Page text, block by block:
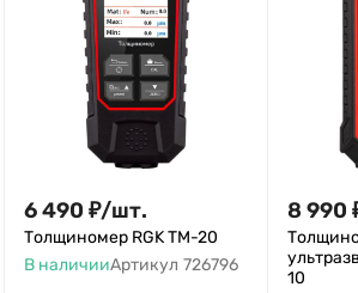
6 490 ₽/шт.
Толщиномер RGK TM-20
В наличииАртикул 726796
8 990
10